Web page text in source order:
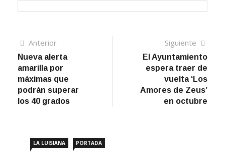
Navegación
de
entradas
AnteriorArtículo
anterior
Nueva alerta
amarilla por
máximas que
podrán superar
los 40 grados
Siguiente
El Ayuntamiento
espera traer de
vuelta ‘Los
Amores de Zeus’
en octubre
LA LUISIANA PORTADA